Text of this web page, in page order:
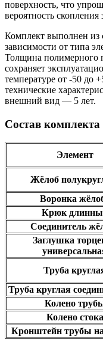
поверхность, что
вероятность
Комплект выполнен из
зависимости от типа
Толщина
сохраняет
температуре от -50 до
технические
внешний вид — 5 лет.
Состав комплекта
Элемент
Жёлоб
Воронка
Крюк
Соединитель
Заглушка
Труба
Труба круглая
Колено
Колено стока
Кронштейн трубы